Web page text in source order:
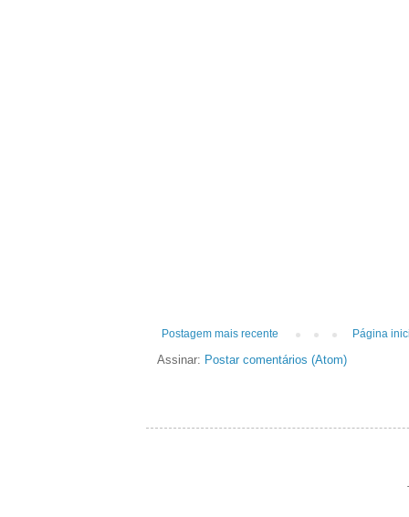
Postagem mais recente Página
Assinar: Postar comentários (Atom)